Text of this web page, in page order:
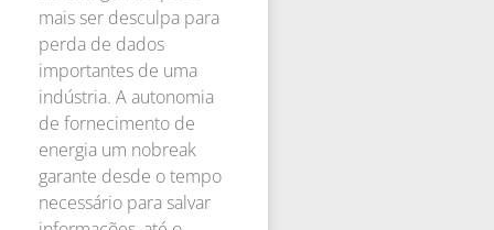
mais ser desculpa para
perda de dados
importantes de uma
indústria. A autonomia
de fornecimento de
energia um nobreak
garante desde o tempo
necessário para salvar